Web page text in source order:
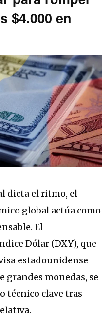
$4.000 en
dicta el ritmo, el
global actúa como
El
Dólar (DXY), que
estadounidense
grandes monedas, se
técnico clave tras